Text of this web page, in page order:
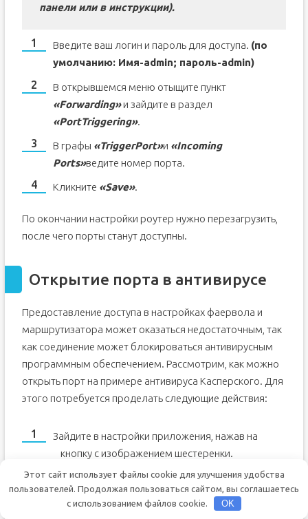
панели или в инструкции).
Введите ваш логин и пароль для доступа. (по
умолчанию: Имя-admin; пароль-admin)
В открывшемся меню отыщите пункт
«Forwarding»и зайдите в раздел
«PortTriggering».
В графы «TriggerPort»и «Incoming
Ports»ведите номер порта.
Кликните «Save».
По окончании настройки роутер нужно перезагрузить,
после чего порты станут доступны.
Открытие порта в антивирусе
Предоставление доступа в настройках фаервола и
маршрутизатора может оказаться недостаточным, так
как соединение может блокироваться антивирусным
программным обеспечением. Рассмотрим, как можно
открыть порт на примере антивируса Касперского. Для
этого потребуется проделать следующие действия:
Зайдите в настройки приложения, нажав на
кнопку с изображением шестеренки.
Выберите раздел«Дополнительно»и
перейдите на вкладку«Сеть».
Этот сайт использует файлы cookie для улучшения удобства
пользователей. Продолжая пользоваться сайтом, вы соглашаетесь
с использованием файлов cookie.
OK